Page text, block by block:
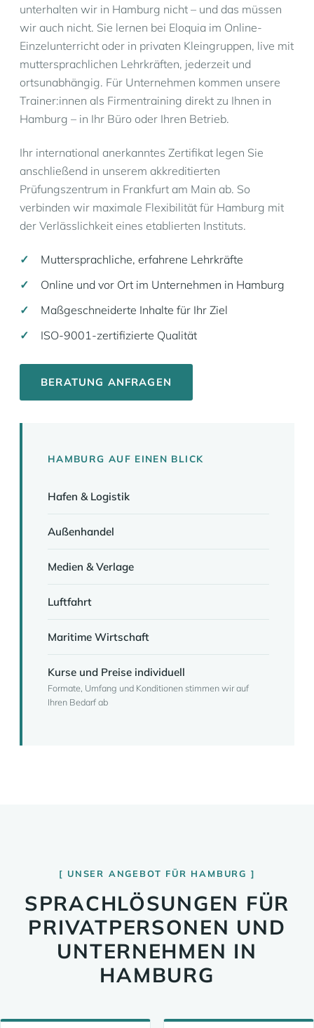
unterhalten wir in Hamburg nicht – und das müssen
wir auch nicht. Sie lernen bei Eloquia im Online-
Einzelunterricht oder in privaten Kleingruppen, live mit
muttersprachlichen Lehrkräften, jederzeit und
ortsunabhängig. Für Unternehmen kommen unsere
Trainer:innen als Firmentraining direkt zu Ihnen in
Hamburg – in Ihr Büro oder Ihren Betrieb.
Ihr international anerkanntes Zertifikat legen Sie
anschließend in unserem akkreditierten
Prüfungszentrum in Frankfurt am Main ab. So
verbinden wir maximale Flexibilität für Hamburg mit
der Verlässlichkeit eines etablierten Instituts.
Muttersprachliche, erfahrene Lehrkräfte
Online und vor Ort im Unternehmen in Hamburg
Maßgeschneiderte Inhalte für Ihr Ziel
ISO-9001-zertifizierte Qualität
BERATUNG ANFRAGEN
HAMBURG AUF EINEN BLICK
Hafen & Logistik
Außenhandel
Medien & Verlage
Luftfahrt
Maritime Wirtschaft
Kurse und Preise individuell
Formate, Umfang und Konditionen stimmen wir auf
Ihren Bedarf ab
UNSER ANGEBOT FÜR HAMBURG
SPRACHLÖSUNGEN FÜR
PRIVATPERSONEN UND
UNTERNEHMEN IN
HAMBURG